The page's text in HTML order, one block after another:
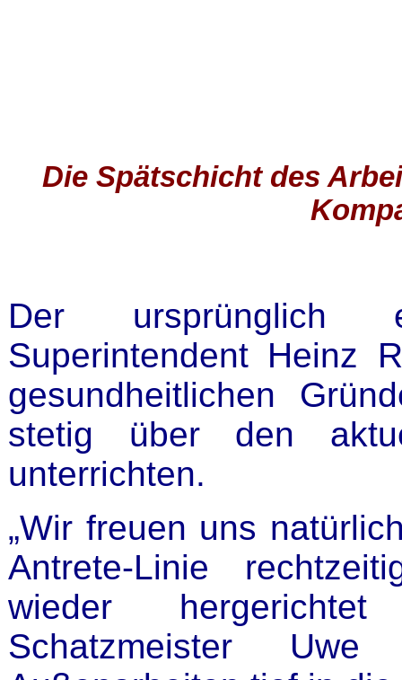
Die Spätschicht des
Der ursprünglich
Superintendent Heinz
gesundheitlichen
stetig über den
unterrichten.
„Wir freuen uns
Antrete-Linie
wieder
Schatzmeister